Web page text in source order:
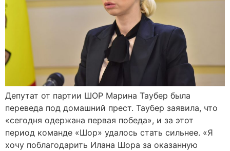
Депутат от партии ШОР Марина Таубер была
переведа под домашний прест. Таубер заявила, что
«сегодня одержана первая победа», и за этот
период команде «Шор» удалось стать сильнее. «Я
хочу поблагодарить Илана Шора за оказанную